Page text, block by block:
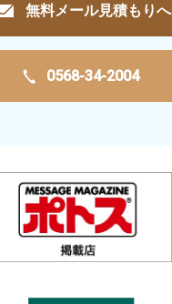
無料メール見積もりへ
0568-34-2004